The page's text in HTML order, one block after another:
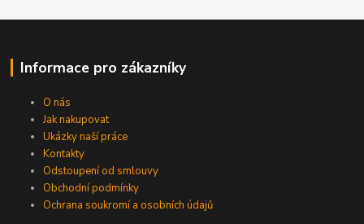
Informace pro zákazníky
O nás
Jak nakupovat
Ukázky naší práce
Kontakty
Odstoupení od smlouvy
Obchodní podmínky
Ochrana soukromí a osobních údajů